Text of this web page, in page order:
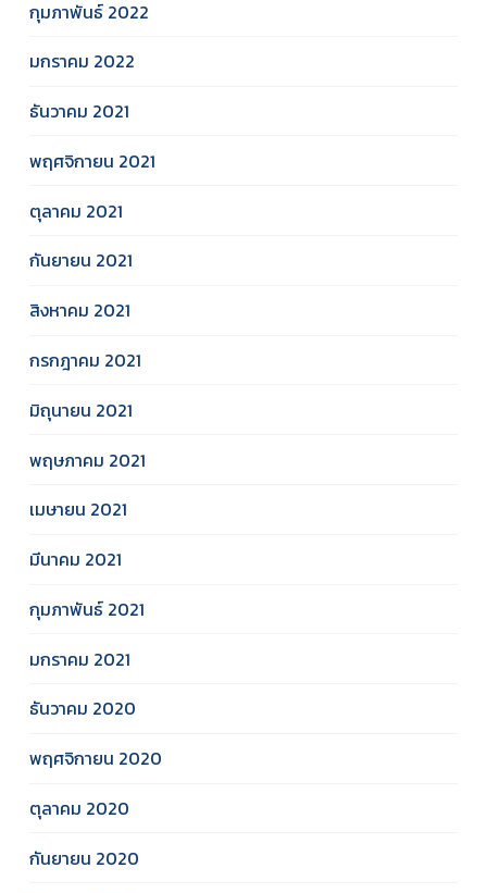
กุมภาพันธ์ 2022
มกราคม 2022
ธันวาคม 2021
พฤศจิกายน 2021
ตุลาคม 2021
กันยายน 2021
สิงหาคม 2021
กรกฎาคม 2021
มิถุนายน 2021
พฤษภาคม 2021
เมษายน 2021
มีนาคม 2021
กุมภาพันธ์ 2021
มกราคม 2021
ธันวาคม 2020
พฤศจิกายน 2020
ตุลาคม 2020
กันยายน 2020